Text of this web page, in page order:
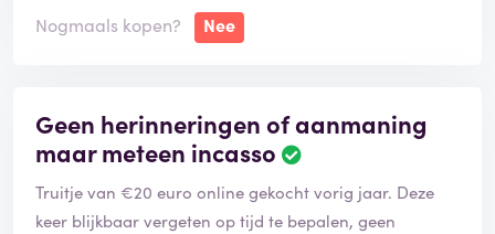
Nogmaals kopen?
Nee
Geen herinneringen of aanmaning
maar meteen incasso
Truitje van €20 euro online gekocht vorig jaar. Deze
keer blijkbaar vergeten op tijd te bepalen, geen